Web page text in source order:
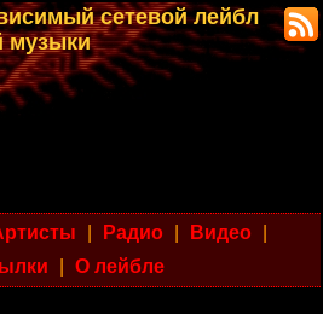
сетевой лейбл
музыки
Радио Видео
О лейбле